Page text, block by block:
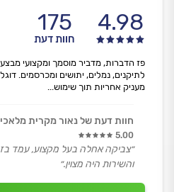
4.98
175
חוות דעת
פז הדברות, מדביר מוסמך ומקצועי
לתיקנים, נמלים, יתושים ומכרסמים.
מעניק אחריות תוך שימוש...
חוות דעת של נאור מקרית מלאכי
5.00
״צביקה אחלה בעל מקצוע, עמד
והשירות היה מצוין.״